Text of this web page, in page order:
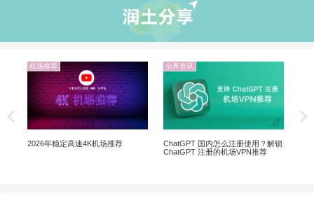
机场推荐
2026年稳定高速4K机场推荐
业界资讯
ChatGPT 国内怎么注册使用？解锁
ChatGPT 注册的机场VPN推荐